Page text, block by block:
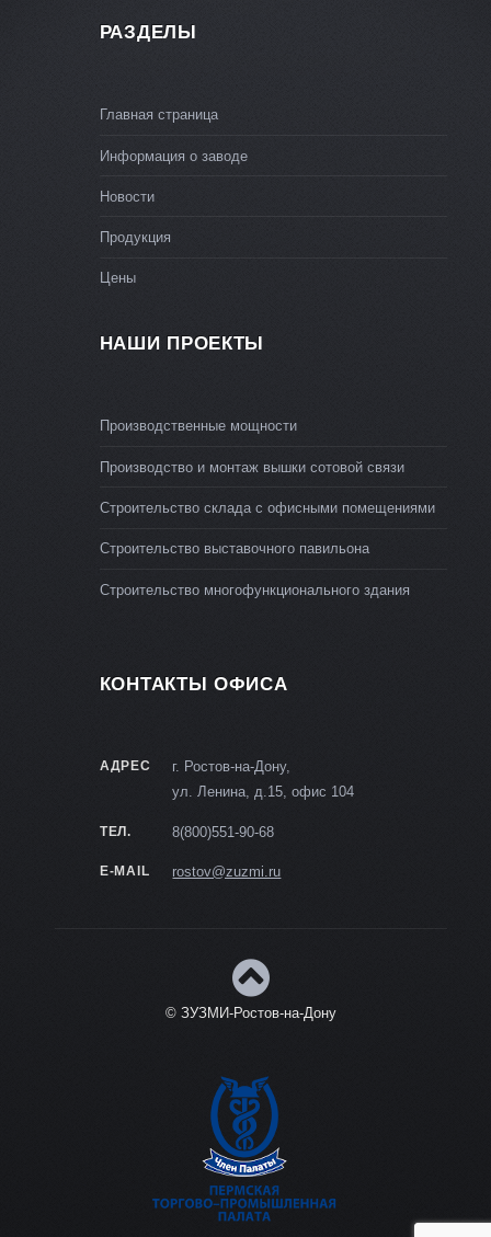
РАЗДЕЛЫ
Главная страница
Информация о заводе
Новости
Продукция
Цены
НАШИ ПРОЕКТЫ
Производственные мощности
Производство и монтаж вышки сотовой связи
Строительство склада с офисными помещениями
Строительство выставочного павильона
Строительство многофункционального здания
КОНТАКТЫ ОФИСА
АДРЕС
г. Ростов-на-Дону,
ул. Ленина, д.15, офис 104
ТЕЛ. 8(800)551-90-68
E-MAIL rostov@zuzmi.ru
© ЗУЗМИ-Ростов-на-Дону